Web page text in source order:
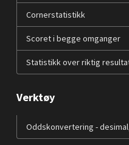
Cornerstatistikk
Scoret i begge omganger
Statistikk over riktig
Verktøy
Oddskonvertering -